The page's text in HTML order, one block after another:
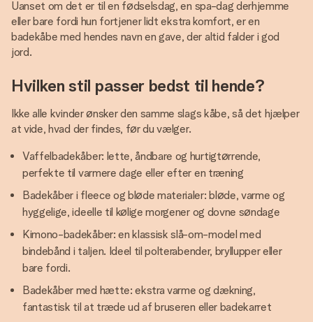
Uanset om det er til en fødselsdag, en spa-dag derhjemme
eller bare fordi hun fortjener lidt ekstra komfort, er en
badekåbe med hendes navn en gave, der altid falder i god
jord.
Hvilken stil passer bedst til hende?
Ikke alle kvinder ønsker den samme slags kåbe, så det hjælper
at vide, hvad der findes, før du vælger.
Vaffelbadekåber: lette, åndbare og hurtigtørrende,
perfekte til varmere dage eller efter en træning
Badekåber i fleece og bløde materialer: bløde, varme og
hyggelige, ideelle til kølige morgener og dovne søndage
Kimono-badekåber: en klassisk slå-om-model med
bindebånd i taljen. Ideel til polterabender, bryllupper eller
bare fordi.
Badekåber med hætte: ekstra varme og dækning,
fantastisk til at træde ud af bruseren eller badekarret